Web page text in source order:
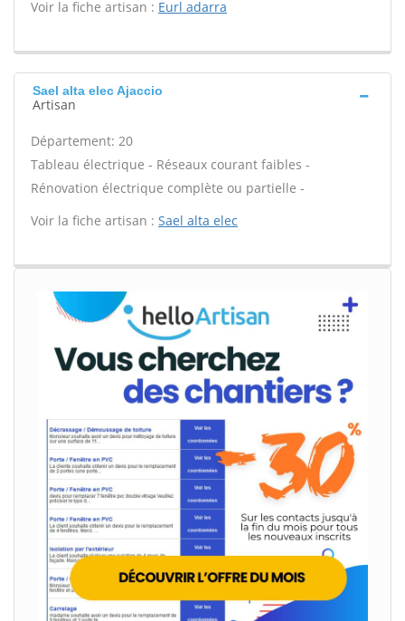
Voir la fiche artisan : Eurl adarra
Sael alta elec Ajaccio
Artisan
Département: 20
Tableau électrique - Réseaux courant faibles -
Rénovation électrique complète ou partielle -
Voir la fiche artisan : Sael alta elec